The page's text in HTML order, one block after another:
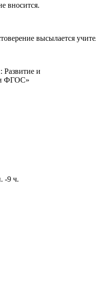
вносится.
высылается
Развитие и
ФГОС»
-9 ч.